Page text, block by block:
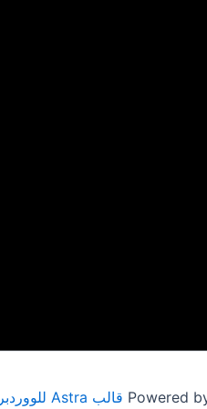
قالب Astra للووردبريس